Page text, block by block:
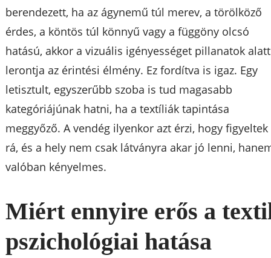
berendezett, ha az ágynemű túl merev, a törölköző
érdes, a köntös túl könnyű vagy a függöny olcsó
hatású, akkor a vizuális igényességet pillanatok alatt
lerontja az érintési élmény. Ez fordítva is igaz. Egy
letisztult, egyszerűbb szoba is tud magasabb
kategóriájúnak hatni, ha a textíliák tapintása
meggyőző. A vendég ilyenkor azt érzi, hogy figyeltek
rá, és a hely nem csak látványra akar jó lenni,
valóban kényelmes.
Miért ennyire erős a
pszichológiai hatása